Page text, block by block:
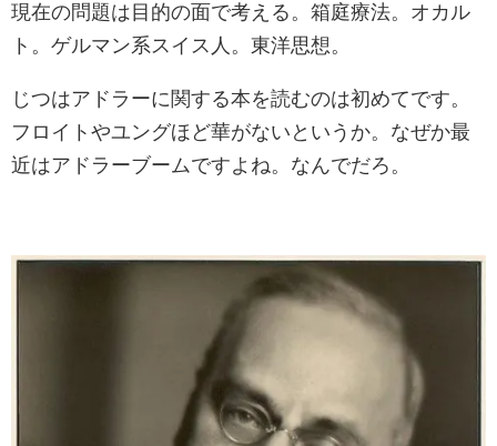
現在の問題は目的の面で考える。箱庭療法。オカル
ト。ゲルマン系スイス人。東洋思想。
じつはアドラーに関する本を読むのは初めてです。
フロイトやユングほど華がないというか。なぜか最
近はアドラーブームですよね。なんでだろ。